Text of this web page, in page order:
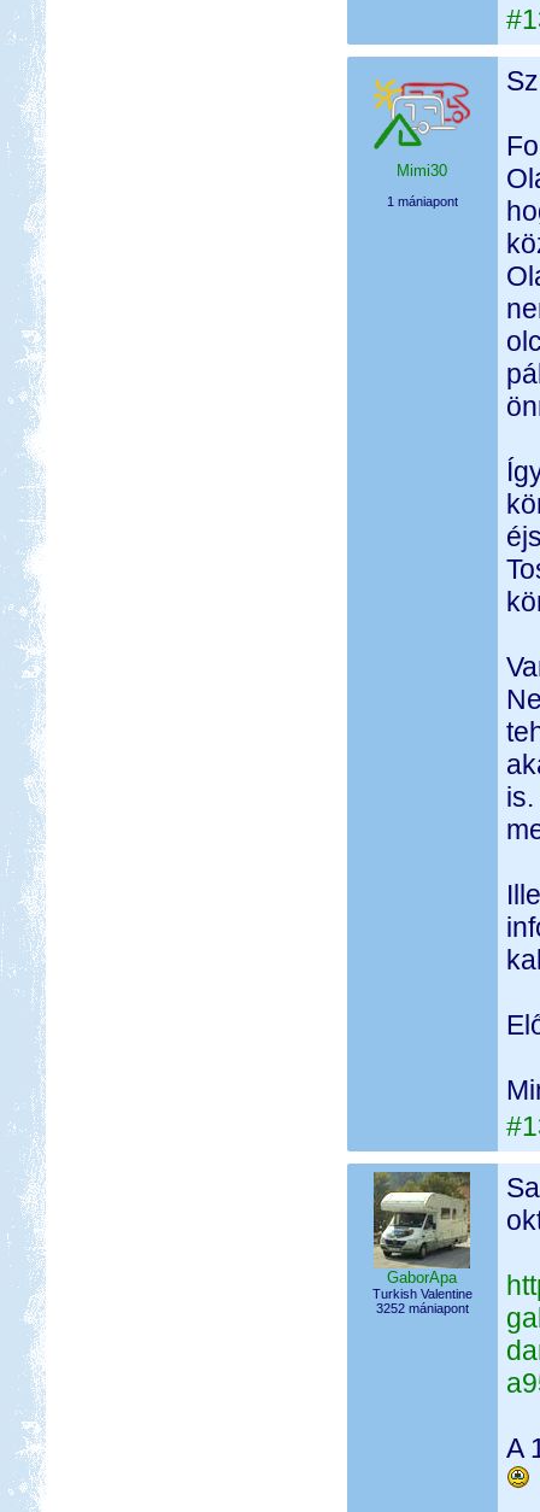
Mimi30
1 mániapont
GaborApa
Turkish Valentine
3252 mániapont
A